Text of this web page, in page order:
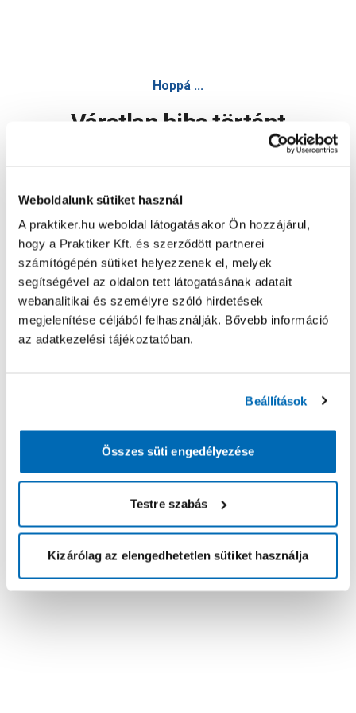
Weboldalunk sütiket használ
A praktiker.hu weboldal látogatásakor Ön hozzájárul,
hogy a Praktiker Kft. és szerződött partnerei
számítógépén sütiket helyezzenek el, melyek
segítségével az oldalon tett látogatásának adatait
webanalitikai és személyre szóló hirdetések
megjelenítése céljából felhasználják. Bővebb információ
az adatkezelési tájékoztatóban.
Beállítások
Összes süti engedélyezése
Testre szabás
Kizárólag az elengedhetetlen sütiket használja
Hoppá ...
Váratlan hiba történt
Oldal újratöltése